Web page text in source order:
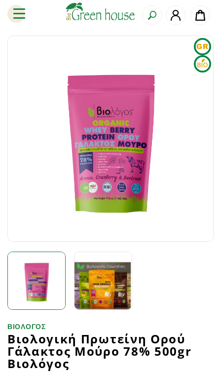
ΒΙΟΛΟΓΟΣ
Βιολογική Πρωτείνη Ορού
Γάλακτος Μούρο 78% 500gr
Βιολόγος